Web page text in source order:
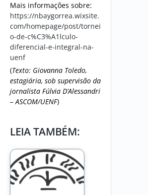
Mais informações sobre:
https://nbaygorrea.wixsite.
com/homepage/post/tornei
o-de-c%C3%A1lculo-
diferencial-e-integral-na-
uenf
(Texto: Giovanna Toledo,
estagiária, sob supervisão da
jornalista Fúlvia D’Alessandri
– ASCOM/UENF)
LEIA TAMBÉM: